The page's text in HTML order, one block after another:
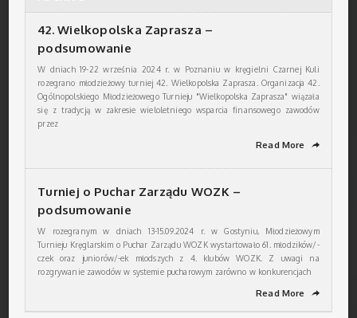
42. Wielkopolska Zaprasza –
podsumowanie
W dniach 19-22 września 2024 r. w Poznaniu w kręgielni Czarnej Kuli
rozegrano młodzieżowy turniej 42. Wielkopolska Zaprasza. Organizacja 42.
Ogólnopolskiego Młodzieżowego Turnieju "Wielkopolska Zaprasza" wiązała
się z tradycją w zakresie wieloletniego wsparcia finansowego zawodów
przez
Read More ➦
Turniej o Puchar Zarządu WOZK –
podsumowanie
W rozegranym w dniach 13-15.09.2024 r. w Gostyniu, Młodzieżowym
Turnieju Kręglarskim o Puchar Zarządu WOZK wystartowało 61. młodzików/-
czek oraz juniorów/-ek młodszych z 4. klubów WOZK. Z uwagi na
rozgrywanie zawodów w systemie pucharowym zarówno w konkurencjach
Read More ➦